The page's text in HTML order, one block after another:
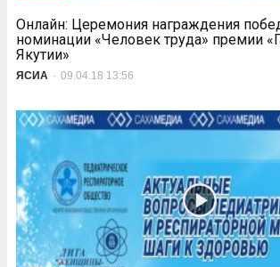
Онлайн: Церемония награждения
номинации «Человек труда» премии
Якутии»
ЯСИА - 09.04.18 13:56